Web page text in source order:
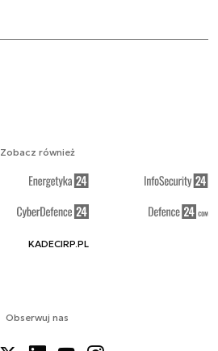
Obserwuj nas
Zobacz również
KADECIRP.PL